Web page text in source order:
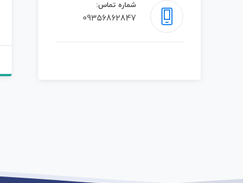
شماره تماس:
09356862847